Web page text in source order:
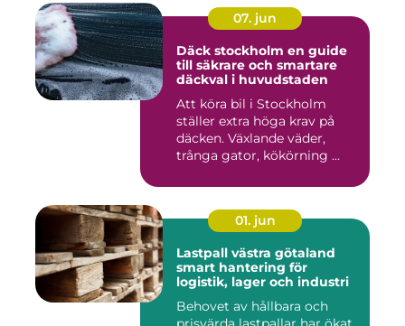
07. jun
Däck stockholm en guide
till säkrare och smartare
däckval i huvudstaden
Att köra bil i Stockholm
ställer extra höga krav på
däcken. Växlande väder,
trånga gator, kökörning ...
01. jun
Lastpall västra götaland
smart hantering för
logistik, lager och industri
Behovet av hållbara och